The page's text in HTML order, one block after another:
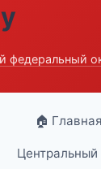
🏠 Главная